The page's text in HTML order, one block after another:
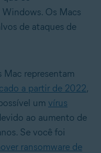
Os Macs
de ataques de
Mac representam
a partir de 2022,
um vírus
ao aumento de
Se você foi
ransomware de